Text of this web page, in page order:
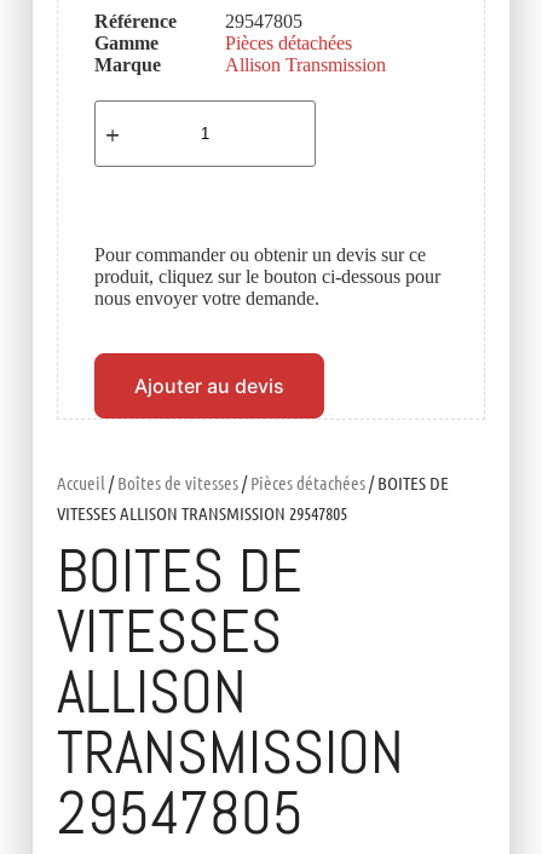
Accueil /Boîtes de vitesses/Pièces détachées/ BOITES DE
VITESSES ALLISON TRANSMISSION 29547805
BOITES DE
VITESSES
ALLISON
TRANSMISSION
29547805
Référence
29547805
Gamme
Pièces détachées
Marque
Allison Transmission
Pour commander ou obtenir un devis sur ce
produit, cliquez sur le bouton ci-dessous pour
nous envoyer votre demande.
Ajouter au devis